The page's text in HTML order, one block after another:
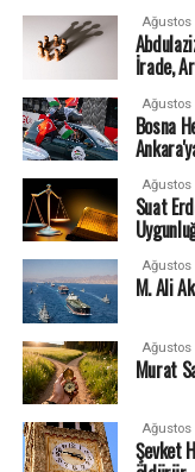
Ağustos
İrade,
Ağustos
Bosna
Ağustos
Suat
Ağustos
M. Ali
Ağustos
Murat
Ağustos
Şevket